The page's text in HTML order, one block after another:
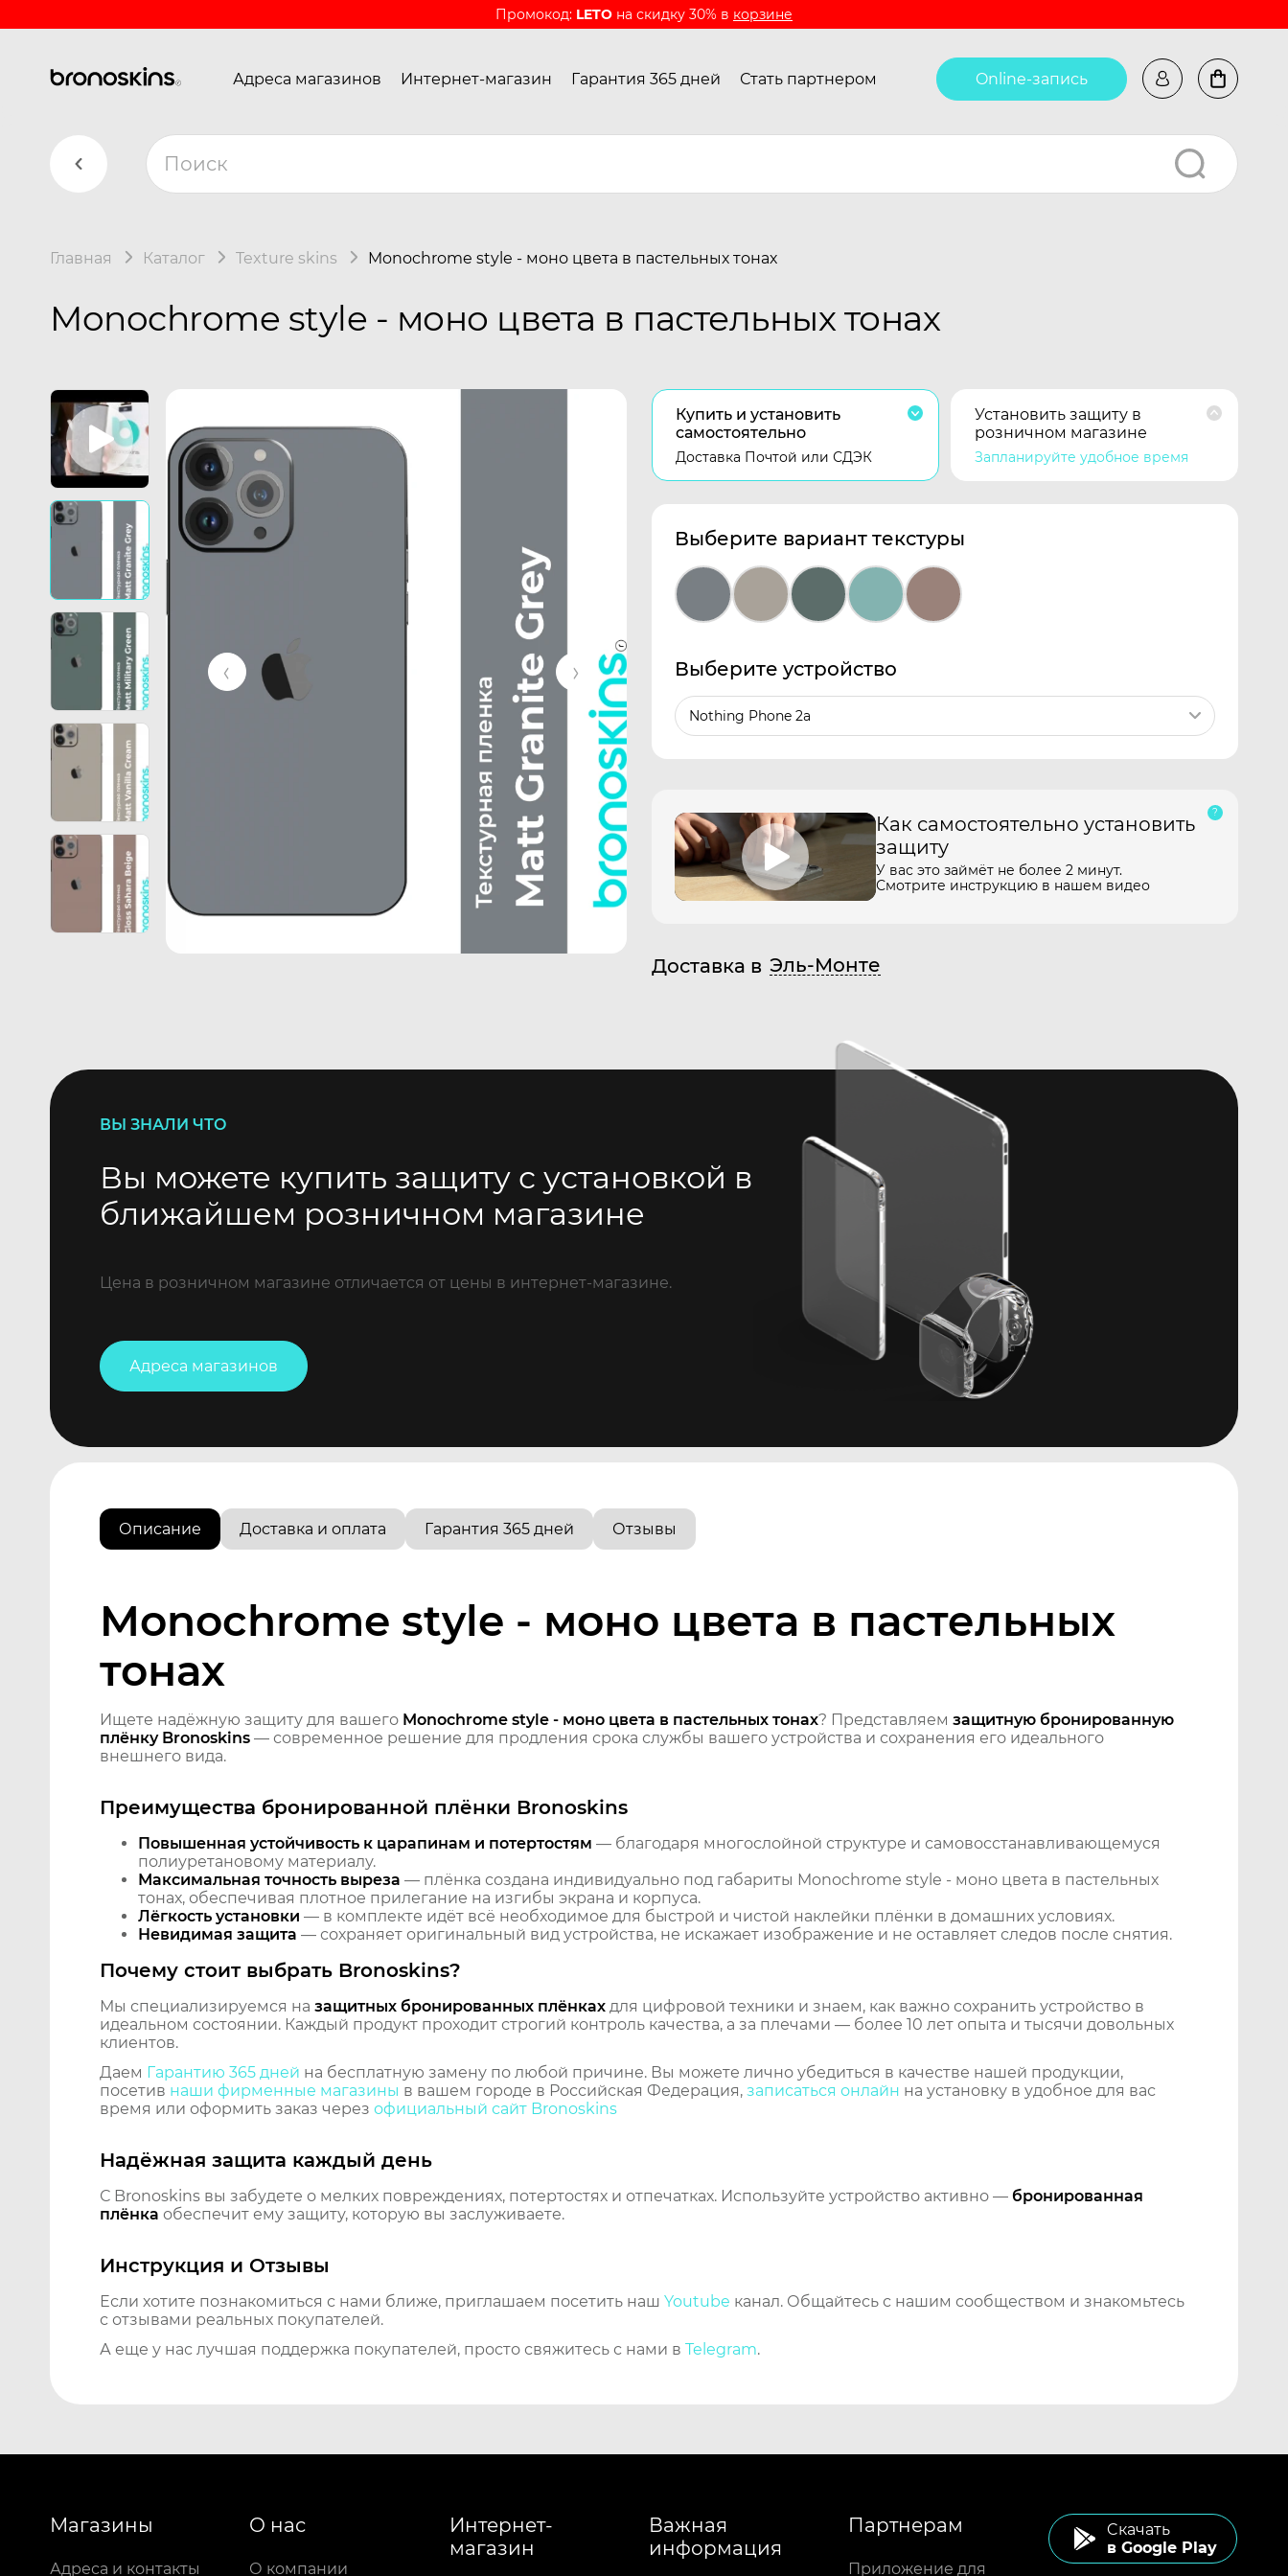
Промокод: LETO на скидку 30% в корзине
Адреса магазинов Интернет-магазин Гарантия 365 дней Стать партнером Online-запись
Главная Каталог Texture skins Monochrome style - моно цвета в пастельных тонах
Monochrome style - моно цвета в пастельных тонах
Купить и установить
самостоятельно
Доставка Почтой или СДЭК
Установить защиту в
розничном магазине
Запланируйте удобное время
Выберите устройство
Nothing Phone 2a
Выберите вариант текстуры
Как самостоятельно установить
защиту
У вас это займёт не более 2 минут.
Смотрите инструкцию в нашем видео
Доставка в Эль-Монте
ВЫ ЗНАЛИ ЧТО
Вы можете купить защиту с установкой в
ближайшем розничном магазине
Цена в розничном магазине отличается от цены в интернет-магазине.
Адреса магазинов
Описание Доставка и оплата Гарантия 365 дней Отзывы
Monochrome style - моно цвета в пастельных
тонах
Ищете надёжную защиту для вашего Monochrome style - моно цвета в пастельных тонах? Представляем защитную бронированную
плёнку Bronoskins — современное решение для продления срока службы вашего устройства и сохранения его идеального
внешнего вида.
Преимущества бронированной плёнки Bronoskins
Повышенная устойчивость к царапинам и потертостям — благодаря многослойной структуре и самовосстанавливающемуся
полиуретановому материалу.
Максимальная точность выреза — плёнка создана индивидуально под габариты Monochrome style - моно цвета в пастельных
тонах, обеспечивая плотное прилегание на изгибы экрана и корпуса.
Лёгкость установки — в комплекте идёт всё необходимое для быстрой и чистой наклейки плёнки в домашних условиях.
Невидимая защита — сохраняет оригинальный вид устройства, не искажает изображение и не оставляет следов после снятия.
Почему стоит выбрать Bronoskins?
Мы специализируемся на защитных бронированных плёнках для цифровой техники и знаем, как важно сохранить устройство в
идеальном состоянии. Каждый продукт проходит строгий контроль качества, а за плечами — более 10 лет опыта и тысячи довольных
клиентов.
Даем Гарантию 365 дней на бесплатную замену по любой причине. Вы можете лично убедиться в качестве нашей продукции,
посетив наши фирменные магазины в вашем городе в Российская Федерация, записаться онлайн на установку в удобное для вас
время или оформить заказ через официальный сайт Bronoskins
Надёжная защита каждый день
С Bronoskins вы забудете о мелких повреждениях, потертостях и отпечатках. Используйте устройство активно — бронированная
плёнка обеспечит ему защиту, которую вы заслуживаете.
Инструкция и Отзывы
Если хотите познакомиться с нами ближе, приглашаем посетить наш Youtube канал. Общайтесь с нашим сообществом и знакомьтесь
с отзывами реальных покупателей.
А еще у нас лучшая поддержка покупателей, просто свяжитесь с нами в Telegram.
Магазины
Адреса и контакты
О нас
О компании
Интернет-
магазин
Важная
информация
Партнерам
Приложение для
Cкачать
в Google Play